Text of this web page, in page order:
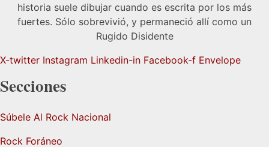
historia suele dibujar cuando es escrita por los más
fuertes. Sólo sobrevivió, y permaneció allí como un
Rugido Disidente
X-twitter Instagram Linkedin-in Facebook-f Envelope
Secciones
Súbele Al Rock Nacional
Rock Foráneo